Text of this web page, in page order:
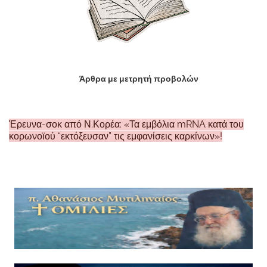
Άρθρα με μετρητή προβολών
Έρευνα-σοκ από Ν.Κορέα: «Τα εμβόλια mRNA κατά του
κορωνοϊού “εκτόξευσαν” τις εμφανίσεις καρκίνων»!